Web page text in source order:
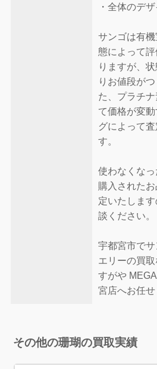
・全体のデ
サンゴは有
態によって
りますが、
りお値段が
た、プラチ
て価格が変
グによって
す。
使わなくな
購入された
定いたしま
談ください。
宇都宮市でサ
エリーの買
すがや
宮店へお任せ
その他の珊瑚の買取実績